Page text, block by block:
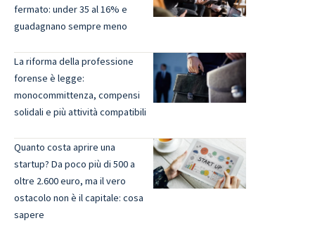
fermato: under 35 al 16% e
guadagnano sempre meno
La riforma della professione
forense è legge:
monocommittenza, compensi
solidali e più attività compatibili
Quanto costa aprire una
startup? Da poco più di 500 a
oltre 2.600 euro, ma il vero
ostacolo non è il capitale: cosa
sapere